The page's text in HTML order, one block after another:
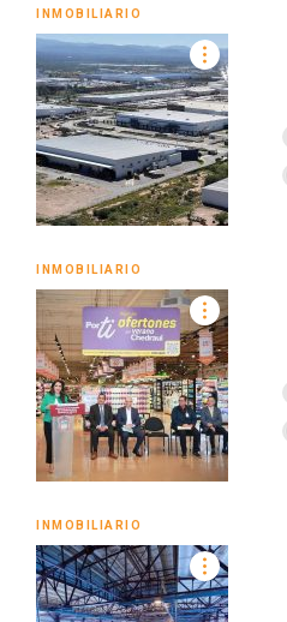
INMOBILIARIO
INMOBILIARIO
INMOBILIARIO